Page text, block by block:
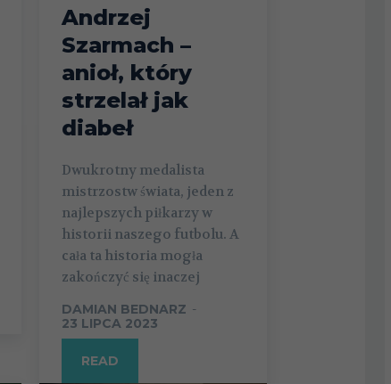
Andrzej
Szarmach –
anioł, który
strzelał jak
diabeł
Dwukrotny medalista
mistrzostw świata, jeden z
najlepszych piłkarzy w
historii naszego futbolu. A
cała ta historia mogła
zakończyć się inaczej
DAMIAN BEDNARZ -
23 LIPCA 2023
READ